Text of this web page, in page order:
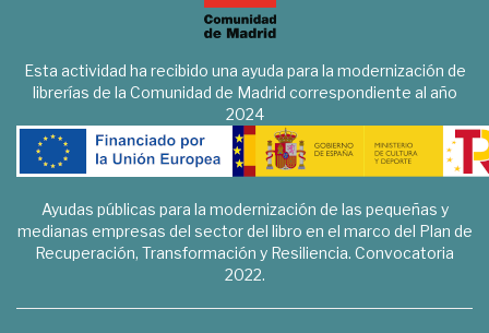
Esta actividad ha recibido una ayuda para la modernización de
librerías de la Comunidad de Madrid correspondiente al año
2024
Ayudas públicas para la modernización de las pequeñas y
medianas empresas del sector del libro en el marco del Plan de
Recuperación, Transformación y Resiliencia. Convocatoria
2022.